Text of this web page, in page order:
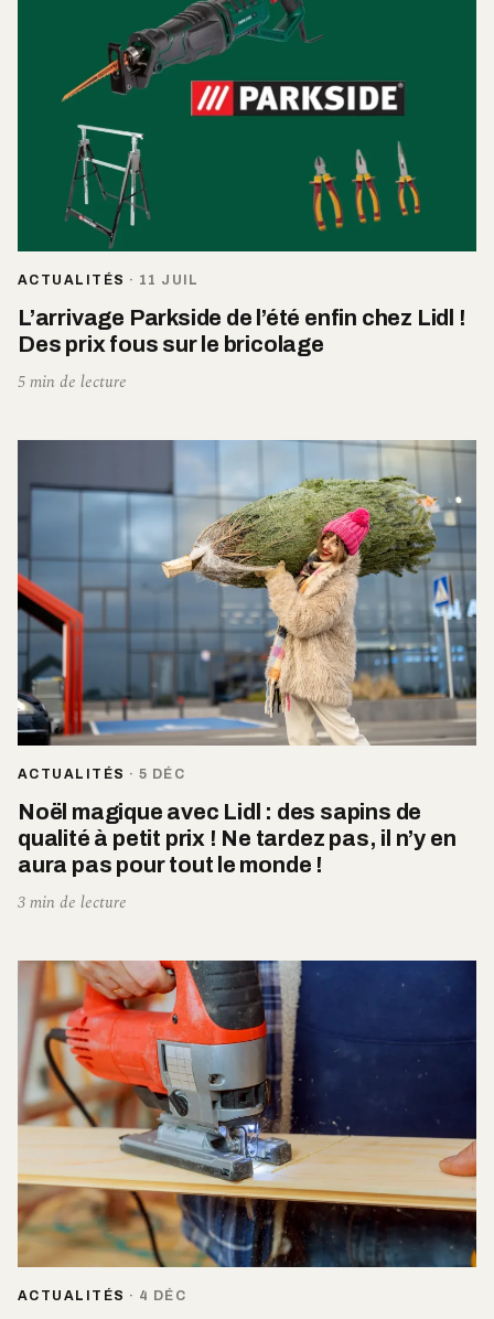
ACTUALITÉS · 11 JUIL
L’arrivage Parkside de l’été enfin chez Lidl !
Des prix fous sur le bricolage
5 min de lecture
ACTUALITÉS · 5 DÉC
Noël magique avec Lidl : des sapins de
qualité à petit prix ! Ne tardez pas, il n’y en
aura pas pour tout le monde !
3 min de lecture
ACTUALITÉS · 4 DÉC